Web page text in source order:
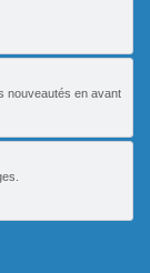
nouveautés en avant